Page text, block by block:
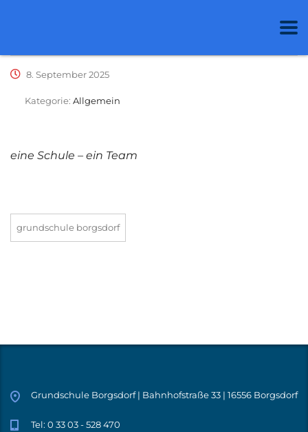
8. September 2025
Kategorie: Allgemein
eine Schule – ein Team
grundschule borgsdorf
Grundschule Borgsdorf | Bahnhofstraße 33 | 16556 Borgsdorf
Tel: 0 33 03 - 528 470